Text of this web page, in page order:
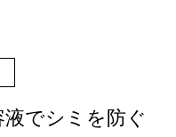
でシミを防ぐ